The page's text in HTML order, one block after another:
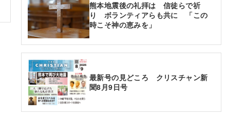
熊本地震後の礼拝は 信徒らで祈
り ボランティアらも共に 「この
時こそ神の恵みを」
最新号の見どころ クリスチャン新
聞8月9日号